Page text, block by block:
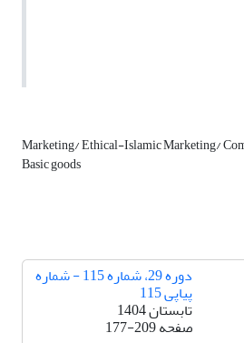
Marketing/ Ethical-Islamic Marketing/
Basic goods
دوره 29، شماره 115 - شماره
پیاپی 115
تابستان 1404
صفحه177-209